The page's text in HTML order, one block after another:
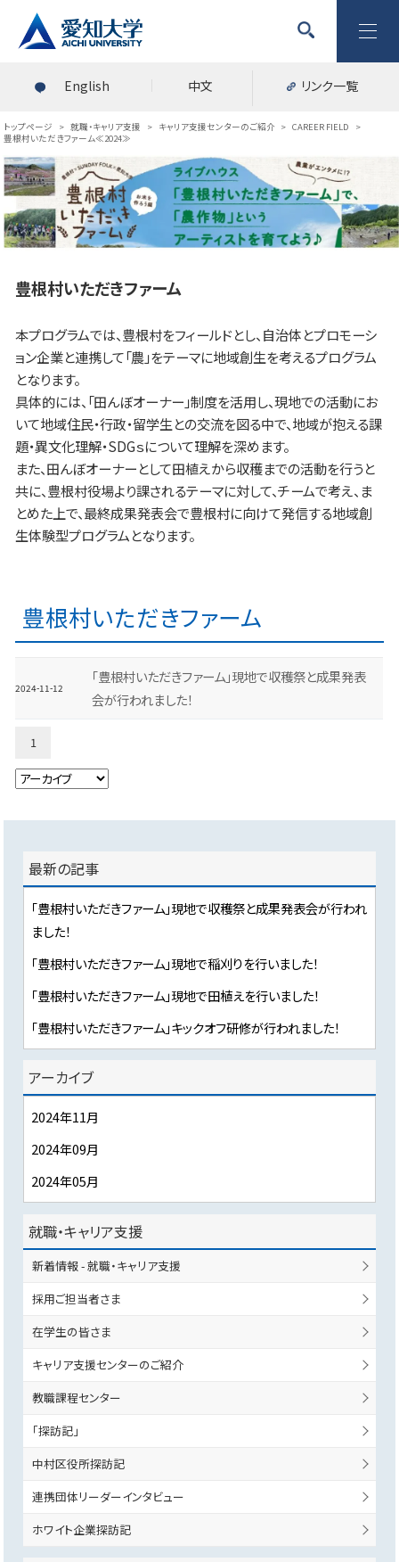
English 中文 リンク一覧
トップページ > 就職・キャリア支援 > キャリア支援センターのご紹介 > CAREER FIELD
>
豊根村いただきファーム≪2024≫
豊根村いただきファーム
本プログラムでは、豊根村をフィールドとし、自治体とプロモーシ
ョン企業と連携して「農」をテーマに地域創生を考えるプログラム
となります。
具体的には、「田んぼオーナー」制度を活用し、現地での活動にお
いて地域住民・行政・留学生との交流を図る中で、地域が抱える課
題・異文化理解・SDGｓについて理解を深めます。
また、田んぼオーナーとして田植えから収穫までの活動を行うと
共に、豊根村役場より課されるテーマに対して、チームで考え、ま
とめた上で、最終成果発表会で豊根村に向けて発信する地域創
生体験型プログラムとなります。
豊根村いただきファーム
2024-11-12
「豊根村いただきファーム」現地で収穫祭と成果発表
会が行われました！
1
最新の記事
「豊根村いただきファーム」現地で収穫祭と成果発表会が行われ
ました！
「豊根村いただきファーム」現地で稲刈りを行いました！
「豊根村いただきファーム」現地で田植えを行いました！
「豊根村いただきファーム」キックオフ研修が行われました！
アーカイブ
2024年11月
2024年09月
2024年05月
就職・キャリア支援
新着情報 - 就職・キャリア支援
採用ご担当者さま
在学生の皆さま
キャリア支援センターのご紹介
教職課程センター
「探訪記」
中村区役所探訪記
連携団体リーダーインタビュー
ホワイト企業探訪記